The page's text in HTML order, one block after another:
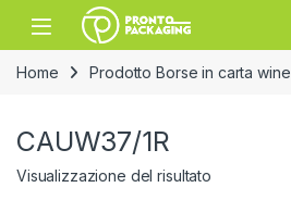
Skip to navigation
Skip to content
Open
Home Prodotto Borse in carta wine
CAUW37/1R
Visualizzazione del risultato